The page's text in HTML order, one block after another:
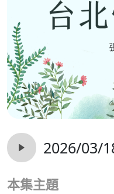
2026/03/
本集主題